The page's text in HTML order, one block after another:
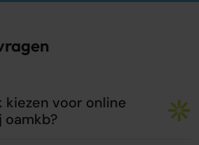
kiezen voor online